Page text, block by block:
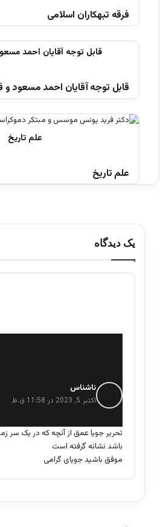
فرقه تبهکاران اسلامی
قابل توجه آقایان احمد مسعود و
علم تاریخ
یک دیدگاه
ناشناس
ف
:
اکتبر 5, 2023 در 11:58 ق.ظ
تحریر جویا عمق از آنچه که در یک سر
باشد نشانه گرفته است
موفق باشید جویای گرامی